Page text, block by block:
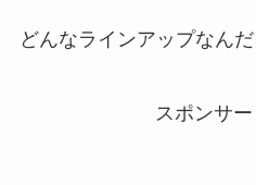
どんなラインアップなんだ
スポンサ